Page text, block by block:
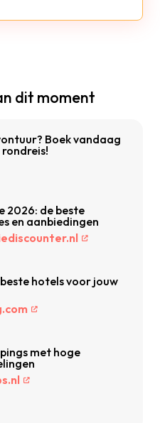
dit moment
Boek vandaag
2026: de beste
en aanbiedingen
hotels voor jouw
met hoge